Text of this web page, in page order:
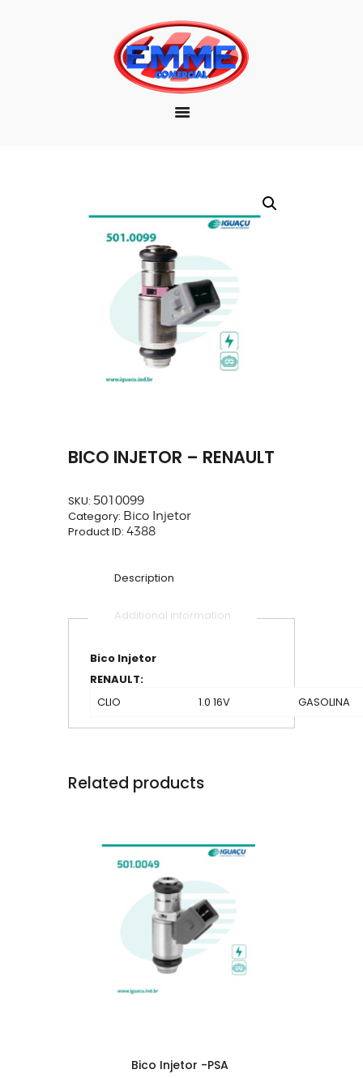
EMPRESA
MARCAS
PRODUTOS
BICO INJETOR – RENAULT
SKU: 5010099
Category: Bico Injetor
Product ID: 4388
Description
Additional information
Bico Injetor
RENAULT:
CLIO
1.0 16V GASOLINA
Related products
Bico Injetor -PSA